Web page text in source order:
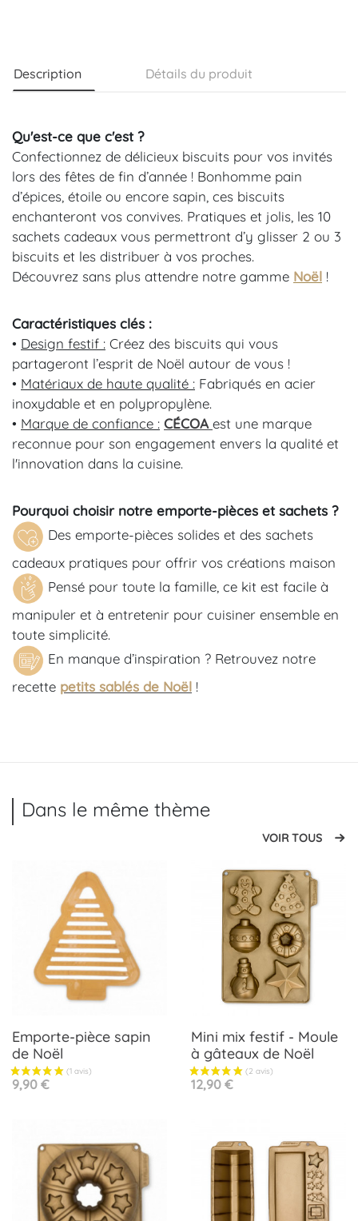
Description Détails du produit
Qu'est-ce que c'est ?
Confectionnez de délicieux biscuits pour vos invités
lors des fêtes de fin d’année ! Bonhomme pain
d’épices, étoile ou encore sapin, ces biscuits
enchanteront vos convives. Pratiques et jolis, les 10
sachets cadeaux vous permettront d’y glisser 2 ou 3
biscuits et les distribuer à vos proches.
Découvrez sans plus attendre notre gamme Noël !
Caractéristiques clés :
• Design festif : Créez des biscuits qui vous
partageront l’esprit de Noël autour de vous !
• Matériaux de haute qualité : Fabriqués en acier
inoxydable et en polypropylène.
• Marque de confiance : CÉCOA est une marque
reconnue pour son engagement envers la qualité et
l'innovation dans la cuisine.
Pourquoi choisir notre emporte-pièces et sachets ?
Des emporte-pièces solides et des sachets
cadeaux pratiques pour offrir vos créations maison
Pensé pour toute la famille, ce kit est facile à
manipuler et à entretenir pour cuisiner ensemble en
toute simplicité.
En manque d’inspiration ? Retrouvez notre
recette petits sablés de Noël !
Dans le même thème
VOIR TOUS
Emporte-pièce sapin
de Noël
Prix
9,90 €
Mini mix festif - Moule
à gâteaux de Noël
Prix
12,90 €